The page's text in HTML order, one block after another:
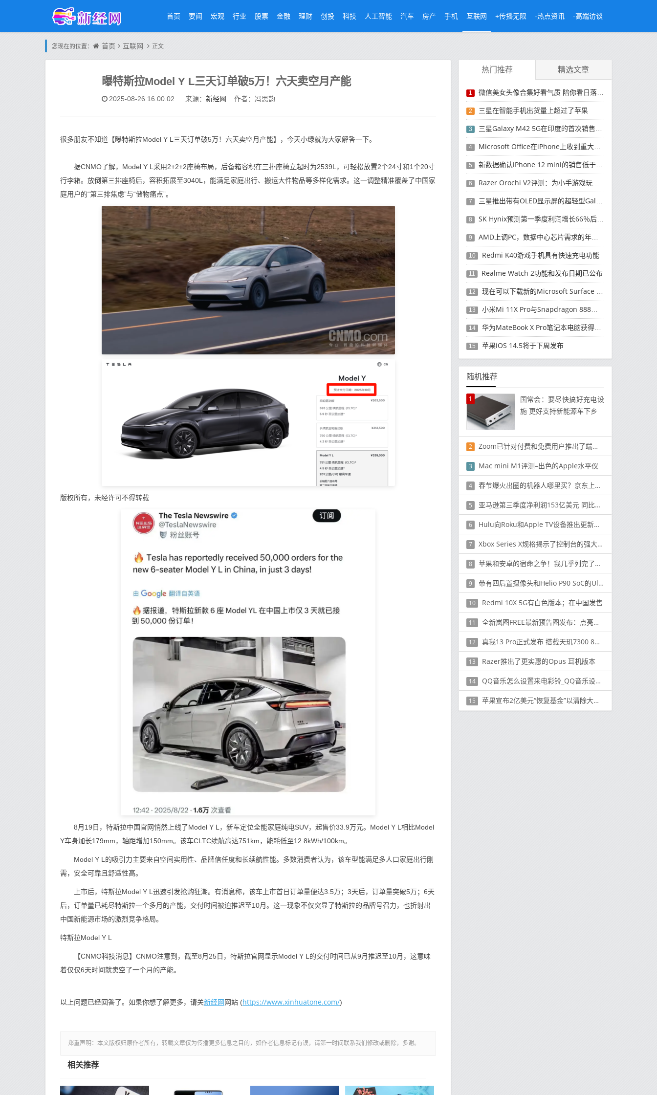
首页 要闻 宏观 行业 股票 金融 理财 创投 科技 人工智能 汽车 房产 手机 互联网 +传播无限 -热点资讯 -高端访谈
您现在的位置： 首页 互联网 正文
曝特斯拉Model Y L三天订单破5万！六天卖空月产能
2025-08-26 16:00:02 来源： 新经网 作者：冯思韵
很多朋友不知道【曝特斯拉Model Y L三天订单破5万！六天卖空月产能】，今天小绿就为大家解答一下。
据CNMO了解，Model Y L采用2+2+2座椅布局，后备箱容积在三排座椅立起时为2539L，可轻松放置2个24寸和1个20寸
行李箱。放倒第三排座椅后，容积拓展至3040L，能满足家庭出行、搬运大件物品等多样化需求。这一调整精准覆盖了中国家
庭用户的“第三排焦虑”与“储物痛点”。
版权所有，未经许可不得转载
8月19日，特斯拉中国官网悄然上线了Model Y L，新车定位全能家庭纯电SUV，起售价33.9万元。Model Y L相比Model
Y车身加长179mm，轴距增加150mm。该车CLTC续航高达751km，能耗低至12.8kWh/100km。
Model Y L的吸引力主要来自空间实用性、品牌信任度和长续航性能。多数消费者认为，该车型能满足多人口家庭出行刚
需，安全可靠且舒适性高。
上市后，特斯拉Model Y L迅速引发抢购狂潮。有消息称，该车上市首日订单量便达3.5万；3天后，订单量突破5万；6天
后，订单量已耗尽特斯拉一个多月的产能，交付时间被迫推迟至10月。这一现象不仅突显了特斯拉的品牌号召力，也折射出
中国新能源市场的激烈竞争格局。
特斯拉Model Y L
【CNMO科技消息】CNMO注意到，截至8月25日，特斯拉官网显示Model Y L的交付时间已从9月推迟至10月，这意味
着仅仅6天时间就卖空了一个月的产能。
以上问题已经回答了。如果你想了解更多，请关新经网网站 (https://www.xinhuatone.com/)
郑重声明：本文版权归原作者所有，转载文章仅为传播更多信息之目的，如作者信息标记有误，请第一时间联系我们修改或删除，多谢。
相关推荐
热门推荐 精选文章
1 微信美女头像合集好看气质 陪你看日落的人比日落更浪漫
2 三星在智能手机出货量上超过了苹果
3 三星Galaxy M42 5G在印度的首次销售将于今晚开始
4 Microsoft Office在iPhone上收到重大更新
5 新数据确认iPhone 12 mini的销售低于预期
6 Razer Orochi V2评测：为小手游戏玩家设计的鼠标
7 三星推出带有OLED显示屏的超轻型Galaxy Book Pro和Galaxy Book Pro 360笔记本电脑
8 SK Hynix预测第一季度利润增长66％后，对芯片的需求将增强
9 AMD上调PC，数据中心芯片需求的年度收入预测
10 Redmi K40游戏手机具有快速充电功能
11 Realme Watch 2功能和发布日期已公布
12 现在可以下载新的Microsoft Surface Duo更新
13 小米Mi 11X Pro与Snapdragon 888处理器一起发布
14 华为MateBook X Pro笔记本电脑获得全新升级
15 苹果iOS 14.5将于下周发布
随机推荐
1
国常会：要尽快搞好充电设
施 更好支持新能源车下乡
2 Zoom已针对付费和免费用户推出了端到端加密功能
3 Mac mini M1评测–出色的Apple水平仪
4 春节爆火出圈的机器人哪里买？京东上线人机数码3C BOT奇遇季活动
5 亚马逊第三季度净利润153亿美元 同比大增55%
6 Hulu向Roku和Apple TV设备推出更新的实时指南
7 Xbox Series X规格揭示了控制台的强大功能向后兼容性
8 苹果和安卓的宿命之争！我几乎列完了两家的理由
9 带有四后置摄像头和Helio P90 SoC的Ulefone Armor 9E售价329美元
10 Redmi 10X 5G有白色版本；在中国发售
11 全新岚图FREE最新预告图发布：点亮新程，为家而来
12 真我13 Pro正式发布 搭载天玑7300 8GB售价1599元
13 Razer推出了更实惠的Opus 耳机版本
14 QQ音乐怎么设置来电彩铃_QQ音乐设置来电彩铃步骤分享
15 苹果宣布2亿美元“恢复基金”以清除大气中的二氧化碳